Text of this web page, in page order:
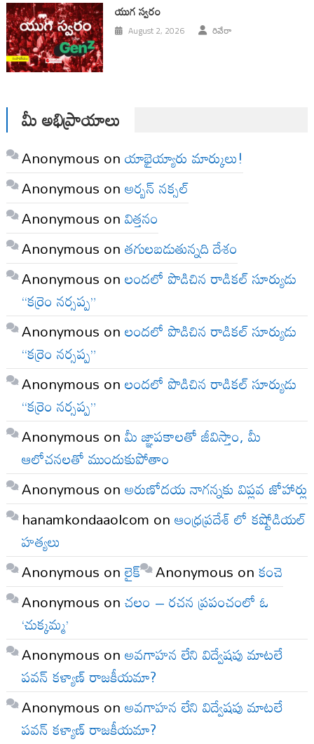
యుగ స్వ‌రం
August 2, 2026 రివేరా
మీ అభిప్రాయాలు
Anonymous onయాభైయ్యారు మార్కులు!
Anonymous onఅర్బన్ నక్సల్
Anonymous onవిత్తనం
Anonymous onతగులబడుతున్నది దేశం
Anonymous onలందలో పొడిచిన రాడికల్ సూర్యుడు
“కర్రెం నర్సప్ప”
Anonymous onలందలో పొడిచిన రాడికల్ సూర్యుడు
“కర్రెం నర్సప్ప”
Anonymous onలందలో పొడిచిన రాడికల్ సూర్యుడు
“కర్రెం నర్సప్ప”
Anonymous onమీ జ్ఞాపకాలతో జీవిస్తాం, మీ
ఆలోచనలతో ముందుకుపోతాం
Anonymous onఅరుణోదయ నాగన్నకు విప్లవ జోహార్లు
hanamkondaaolcom onఆంధ్రప్రదేశ్ లో కష్టోడియల్
హత్యలు
Anonymous onలైక్ Anonymous onకంచె
Anonymous onచలం – రచన ప్రపంచంలో ఓ
‘చుక్కమ్మ’
Anonymous onఅవగాహన లేని విద్వేషపు మాటలే
పవన్ కళ్యాణ్ రాజకీయమా?
Anonymous onఅవగాహన లేని విద్వేషపు మాటలే
పవన్ కళ్యాణ్ రాజకీయమా?